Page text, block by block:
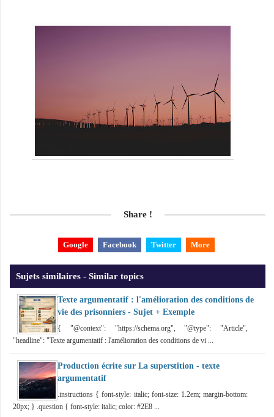
Share !
Google Facebook Twitter More
Sujets similaires - Similar topics
Texte argumentatif : l'amélioration des conditions de
vie des prisonniers - Sujet + Exemple
{ "@context": "https://schema.org", "@type": "Article",
"headline": "Texte argumentatif : l'amélioration des conditions de vi ...
Production écrite sur La superstition - texte
argumentatif
.instructions { font-style: italic; font-size: 1.2em; margin-bottom:
20px; } .question { font-style: italic; color: #2E8 ...